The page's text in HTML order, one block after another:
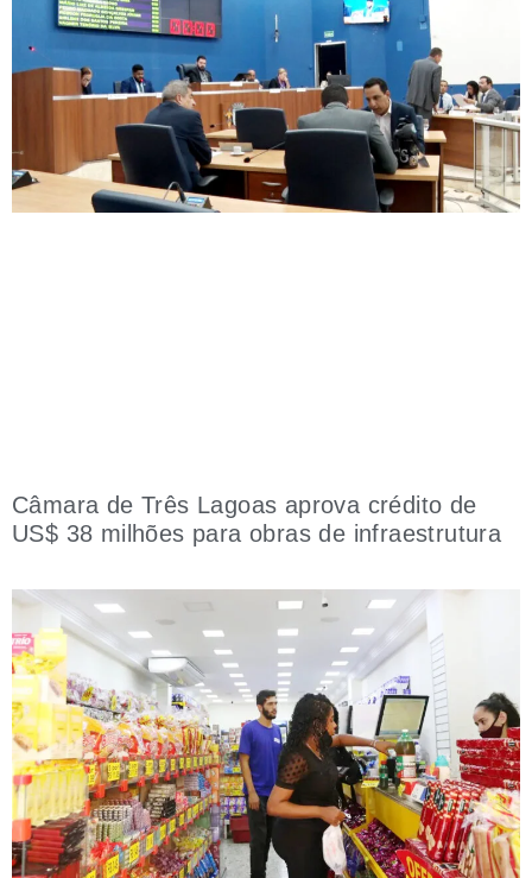
Câmara de Três Lagoas aprova crédito de
US$ 38 milhões para obras de infraestrutura